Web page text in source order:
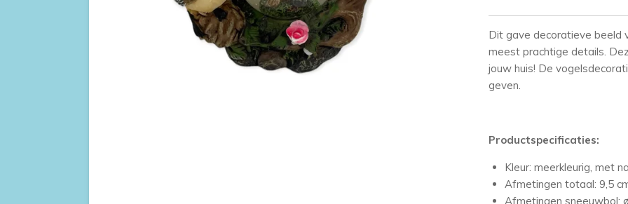
Dit gave decoratieve beeld
meest prachtige details.
jouw huis! De
geven.
Productspecificaties:
Kleur: meerkleurig, met
Afmetingen totaal: 9,5
Afmetingen sneeuwbol: